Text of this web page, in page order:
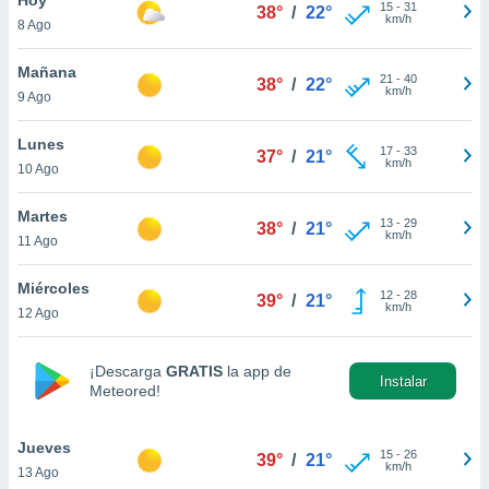
y
en
más
de
cookies
aceptar
8 Ago
38° / 22° 15- 31
km/h
Mañana
9 Ago
38° / 22° 21 - 40
km/h
Lunes
10 Ago
37° / 21° 17- 33
km/h
Martes
11 Ago
38° / 21° 13- 29
km/h
Miércoles
12 Ago
39° / 21° 12- 28
km/h
¡Descarga GRATIS la app de
Meteored!
Instalar
Jueves
13 Ago
39° / 21° 15- 26
km/h